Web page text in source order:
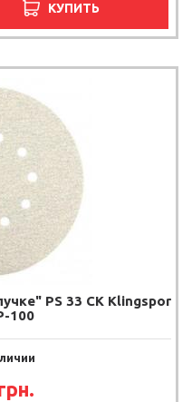
КУПИТЬ
PS 33 CK Klingspor
100